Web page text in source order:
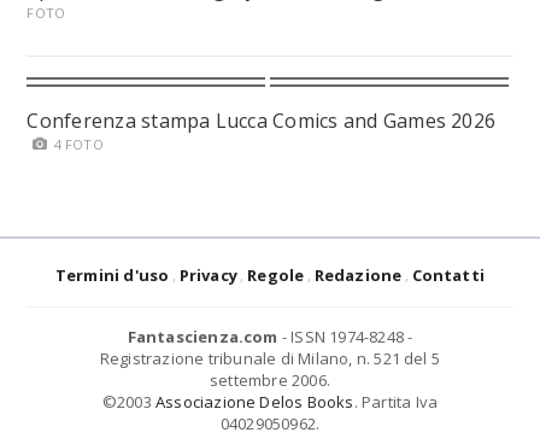
FOTO
Conferenza stampa Lucca Comics and Games 2026
4 FOTO
Termini d'uso Privacy Regole Redazione Contatti
Fantascienza.com - ISSN 1974-8248 -
Registrazione tribunale di Milano, n. 521 del 5
settembre 2006.
©2003 Associazione Delos Books. Partita Iva
04029050962.